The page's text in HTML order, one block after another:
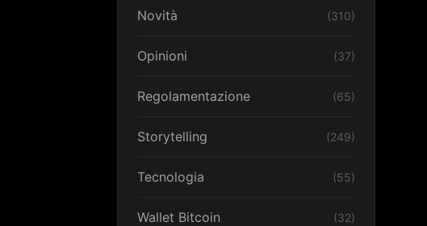
Novità (310)
Opinioni (37)
Regolamentazione (65)
Storytelling (249)
Tecnologia (55)
Wallet Bitcoin (32)